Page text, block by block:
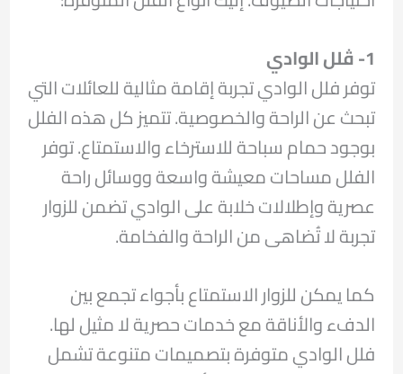
1- ڤلل الوادي
توفر فلل الوادي تجربة إقامة مثالية للعائلات التي
تبحث عن الراحة والخصوصية. تتميز كل هذه الفلل
بوجود حمام سباحة للاسترخاء والاستمتاع. توفر
الفلل مساحات معيشة واسعة ووسائل راحة
عصرية وإطلالات خلابة على الوادي تضمن للزوار
تجربة لا تُضاهى من الراحة والفخامة.
كما يمكن للزوار الاستمتاع بأجواء تجمع بين
الدفء والأناقة مع خدمات حصرية لا مثيل لها.
فلل الوادي متوفرة بتصميمات متنوعة تشمل